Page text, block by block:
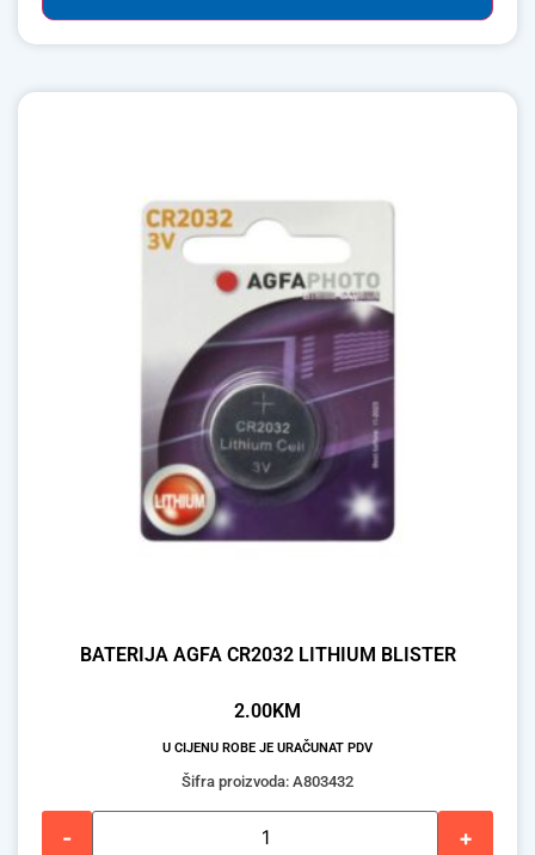
BATERIJA AGFA CR2032 LITHIUM BLISTER
2.00KM
U CIJENU ROBE JE URAČUNAT PDV
Šifra proizvoda: A803432
- +